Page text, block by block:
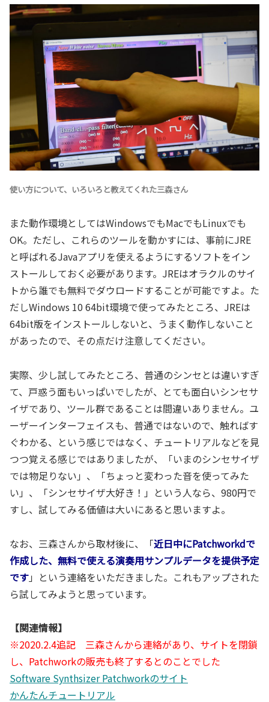
使い方について、いろいろと教えてくれた三森さん
また動作環境としてはWindowsでもMacでもLinuxでも
OK。ただし、これらのツールを動かすには、事前にJRE
と呼ばれるJavaアプリを使えるようにするソフトをイン
ストールしておく必要があります。JREはオラクルのサイ
トから誰でも無料でダウロードすることが可能ですよ。た
だしWindows 10 64bit環境で使ってみたところ、JREは
64bit版をインストールしないと、うまく動作しないこと
があったので、その点だけ注意してください。
実際、少し試してみたところ、普通のシンセとは違いすぎ
て、戸惑う面もいっぱいでしたが、とても面白いシンセサ
イザであり、ツール群であることは間違いありません。ユ
ーザーインターフェイスも、普通ではないので、触ればす
ぐわかる、という感じではなく、チュートリアルなどを見
つつ覚える感じではありましたが、「いまのシンセサイザ
では物足りない」、「ちょっと変わった音を使ってみた
い」、「シンセサイザ大好き！」という人なら、980円で
すし、試してみる価値は大いにあると思いますよ。
なお、三森さんから取材後に、「近日中にPatchworkdで
作成した、無料で使える演奏用サンプルデータを提供予定
です」という連絡をいただきました。これもアップされた
ら試してみようと思っています。
【関連情報】
※2020.2.4追記 三森さんから連絡があり、サイトを閉鎖
し、Patchworkの販売も終了するとのことでした
Software Synthsizer Patchworkのサイト
かんたんチュートリアル